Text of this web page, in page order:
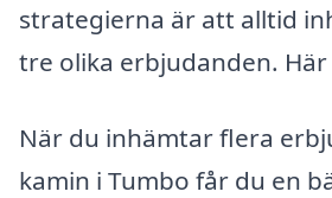
strategierna är att alltid
tre olika erbjudanden.
När du inhämtar flera
kamin i Tumbo får du en